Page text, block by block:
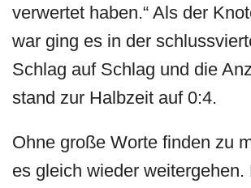
verwertet haben.“ Als der
war ging es in der
Schlag auf Schlag und die
stand zur Halbzeit auf 0:4.
Ohne große Worte finden zu
es gleich wieder weitergehen.